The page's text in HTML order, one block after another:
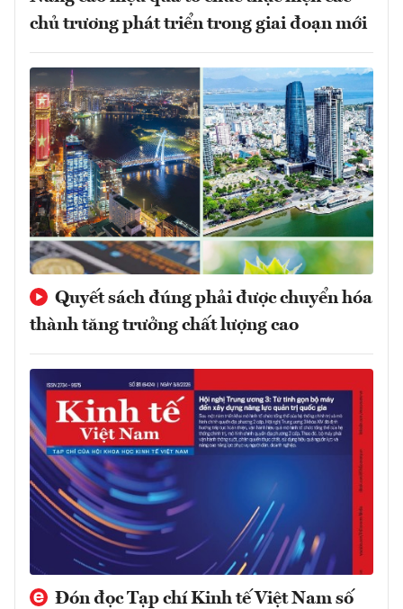
chủ trương phát triển trong giai đoạn mới
Quyết sách đúng phải được chuyển hóa
thành tăng trưởng chất lượng cao
Đón đọc Tạp chí Kinh tế Việt Nam số